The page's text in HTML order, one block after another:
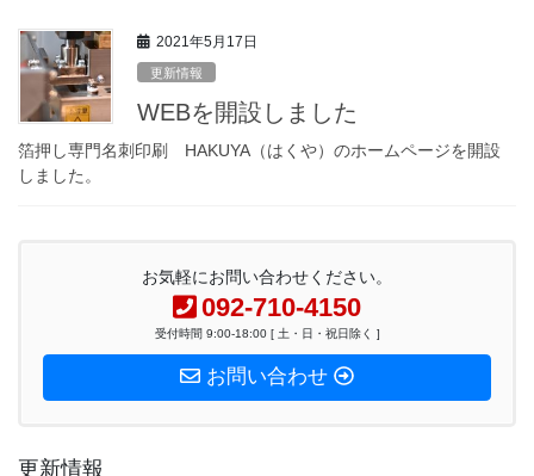
2021年5月17日
更新情報
WEBを開設しました
箔押し専門名刺印刷 HAKUYA（はくや）のホームページを開設
しました。
お気軽にお問い合わせください。
092-710-4150
受付時間 9:00-18:00 [ 土・日・祝日除く ]
お問い合わせ
更新情報